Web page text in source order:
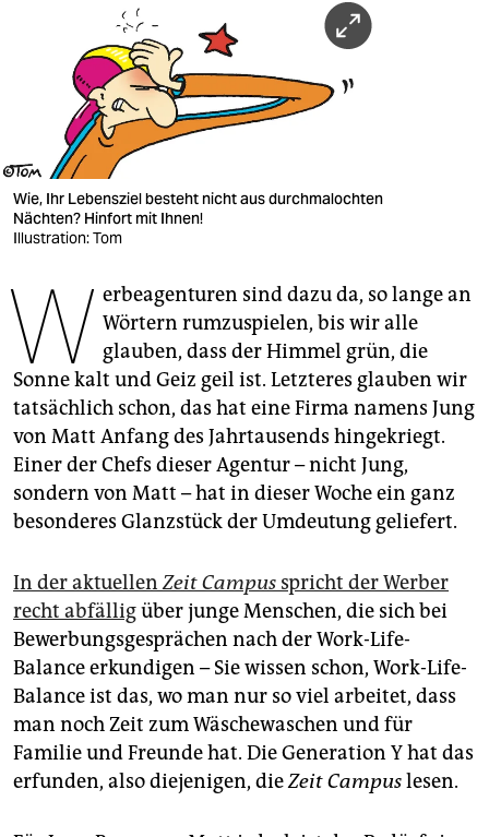
verlag
veranstaltungen
shop
fragen & hilfe
unterstützen
abo
genossenschaft
epaper login
Wie, Ihr Lebensziel besteht nicht aus durchmalochten
Nächten? Hinfort mit Ihnen!
Illustration: Tom
W erbeagenturen sind dazu da, so lange an
Wörtern rumzuspielen, bis wir alle
glauben, dass der Himmel grün, die
Sonne kalt und Geiz geil ist. Letzteres glauben wir
tatsächlich schon, das hat eine Firma namens Jung
von Matt Anfang des Jahrtausends hingekriegt.
Einer der Chefs dieser Agentur – nicht Jung,
sondern von Matt – hat in dieser Woche ein ganz
besonderes Glanzstück der Umdeutung geliefert.
In der aktuellenZeit Campus spricht der Werber
recht abfälligüber junge Menschen, die sich bei
Bewerbungsgesprächen nach der Work-Life-
Balance erkundigen – Sie wissen schon, Work-Life-
Balance ist das, wo man nur so viel arbeitet, dass
man noch Zeit zum Wäschewaschen und für
Familie und Freunde hat. Die Generation Y hat das
erfunden, also diejenigen, dieZeit Campuslesen.